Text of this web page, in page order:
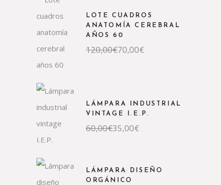
LOTE CUADROS
ANATOMÍA CEREBRAL
AÑOS 60
120,00€
El
precio
70,00€
El
precio
LÁMPARA INDUSTRIAL
VINTAGE I.E.P.
60,00€
El
precio
35,00€
El
precio
LÁMPARA DISEÑO
ORGÁNICO